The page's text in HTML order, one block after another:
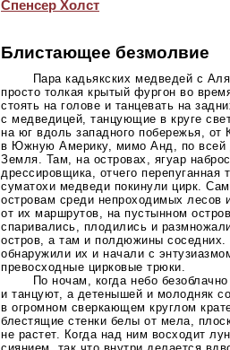
Спенсер Холст
Блистающее безмолвие
Пара кадьякских медведей с
просто толкая крытый фургон во
стоять на голове и танцевать на
с медведицей, танцующие в круге
на юг вдоль западного побережья,
в Южную Америку, мимо Анд, по всей
Земля. Там, на островах, ягуар
дрессировщика, отчего
суматохи медведи покинули цирк.
островам среди непроходимых лесов
от их маршрутов, на пустынном
спаривались, плодились и
остров, а там и полдюжины соседних.
обнаружили их и начали с
превосходные цирковые трюки.
По ночам, когда небо
и танцуют, а детенышей и молодняк
в огромном сверкающем круглом
блестящие стенки белы от мела,
не растет. Когда над ним восходит